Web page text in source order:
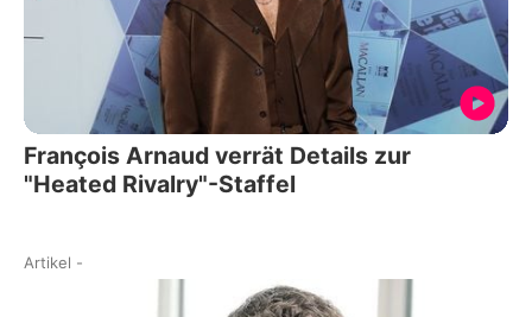
François Arnaud verrät Details zur
"Heated Rivalry"-Staffel
Artikel -